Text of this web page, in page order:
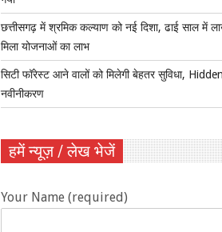
छत्तीसगढ़ में श्रमिक कल्याण को नई दिशा, ढाई साल में
मिला योजनाओं का लाभ
सिटी फॉरेस्ट आने वालों को मिलेगी बेहतर सुविधा,
नवीनीकरण
हमें न्यूज़ / लेख भेजें
Your Name (required)